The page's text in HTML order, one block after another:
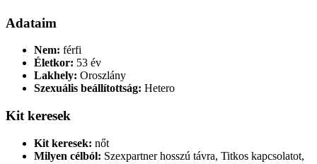
Adataim
Nem: férfi
Életkor: 53 év
Lakhely: Oroszlány
Szexuális beállítottság: Hetero
Kit keresek
Kit keresek: nőt
Milyen célból: Szexpartner hosszú távra, Titkos kapcsolatot,